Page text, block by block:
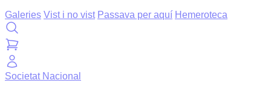
Galeries Vist i no vist Passava per aquí Hemeroteca
Societat Nacional